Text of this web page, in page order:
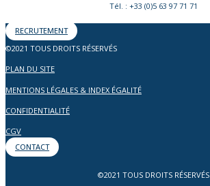
Tél. : +33 (0)5 63 97 71 71
RECRUTEMENT
©2021 TOUS DROITS RÉSERVÉS
PLAN DU SITE
MENTIONS LÉGALES & INDEX ÉGALITÉ
CONFIDENTIALITÉ
CGV
CONTACT
©2021 TOUS DROITS RÉSERVÉS